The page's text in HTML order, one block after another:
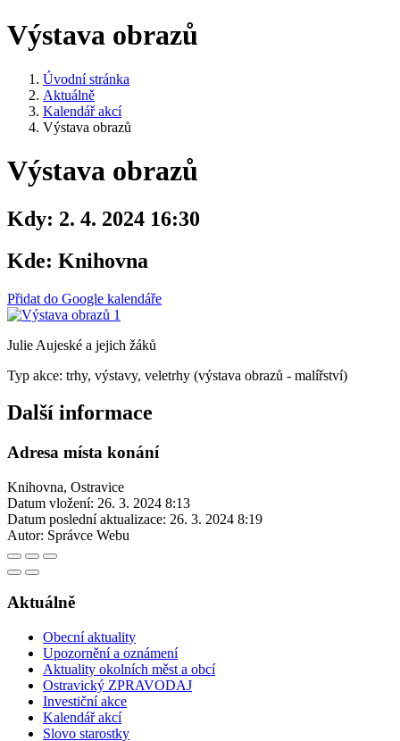
Výstava obrazů
Úvodní stránka
Aktuálně
Kalendář akcí
Výstava obrazů
Výstava obrazů
Kdy: 2. 4. 2024 16:30
Kde: Knihovna
Přidat do Google kalendáře
Julie Aujeské a jejich žáků
Typ akce: trhy, výstavy, veletrhy (výstava obrazů - malířství)
Další informace
Adresa místa konání
Knihovna, Ostravice
Datum vložení: 26. 3. 2024 8:13
Datum poslední aktualizace: 26. 3. 2024 8:19
Autor: Správce Webu
Aktuálně
Obecní aktuality
Upozornění a oznámení
Aktuality okolních měst a obcí
Ostravický ZPRAVODAJ
Investiční akce
Kalendář akcí
Slovo starostky